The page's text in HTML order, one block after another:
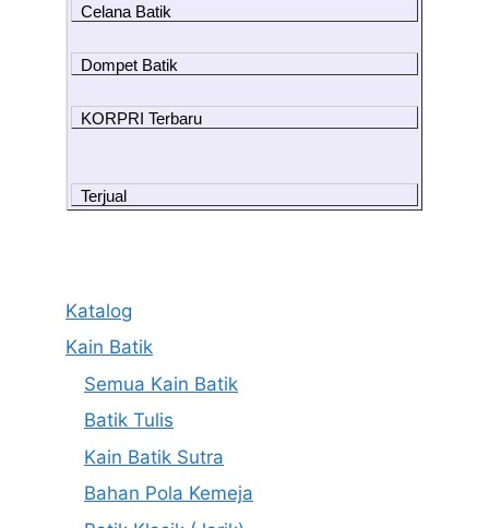
Celana Batik
Dompet Batik
KORPRI Terbaru
Terjual
Katalog
Kain Batik
Semua Kain Batik
Batik Tulis
Kain Batik Sutra
Bahan Pola Kemeja